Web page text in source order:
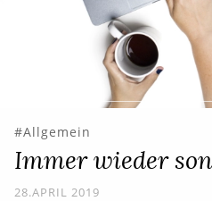
Allgemein
Immer wieder
28.APRIL 2019